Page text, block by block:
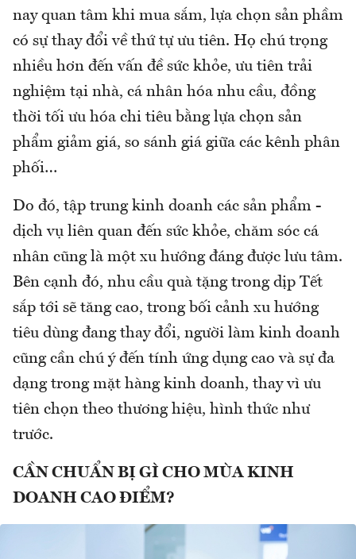
nay quan tâm khi mua sắm, lựa chọn sản phầm
có sự thay đổi về thứ tự ưu tiên. Họ chú trọng
nhiều hơn đến vấn đề sức khỏe, ưu tiên trải
nghiệm tại nhà, cá nhân hóa nhu cầu, đồng
thời tối ưu hóa chi tiêu bằng lựa chọn sản
phẩm giảm giá, so sánh giá giữa các kênh phân
phối…
Do đó, tập trung kinh doanh các sản phẩm -
dịch vụ liên quan đến sức khỏe, chăm sóc cá
nhân cũng là một xu hướng đáng được lưu tâm.
Bên cạnh đó, nhu cầu quà tặng trong dịp Tết
sắp tới sẽ tăng cao, trong bối cảnh xu hướng
tiêu dùng đang thay đổi, người làm kinh doanh
cũng cần chú ý đến tính ứng dụng cao và sự đa
dạng trong mặt hàng kinh doanh, thay vì ưu
tiên chọn theo thương hiệu, hình thức như
trước.
CẦN CHUẨN BỊ GÌ CHO MÙA KINH
DOANH CAO ĐIỂM?